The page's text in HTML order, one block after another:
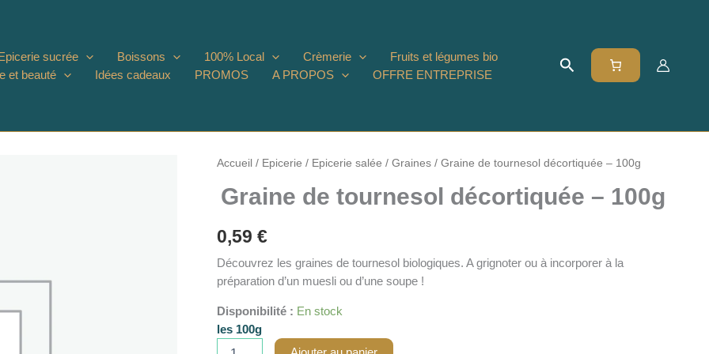
sucrée Boissons 100% Local Crèmerie
Fruits et légumes bio
et beauté Idées cadeaux PROMOS A PROPOS OFFRE ENTREPRISE
Rechercher
Accueil / Epicerie / Epicerie salée / Graines/ Graine de tournesol décortiquée – 100g
Graine de tournesol décortiquée – 100g
0,59 €
Découvrez les graines de tournesol biologiques. A grignoter ou à incorporer à la
préparation d’un muesli ou d’une soupe !
Disponibilité : En stock
les 100g
quantité